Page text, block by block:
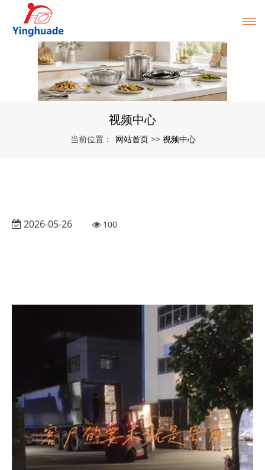
视频中心
当前位置： 网站首页 >> 视频中心
2026-05-26 100